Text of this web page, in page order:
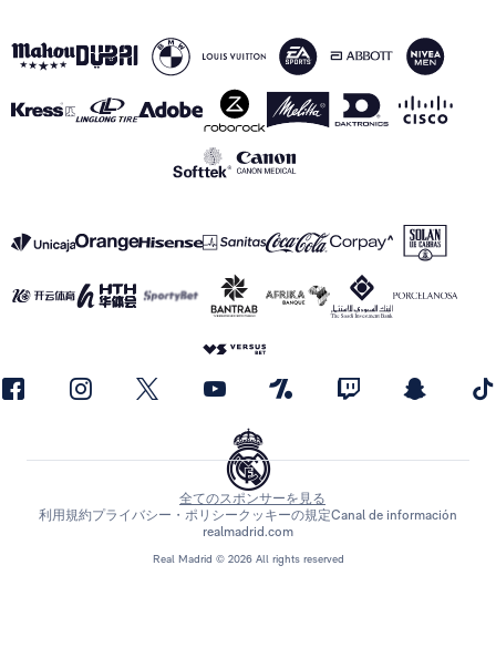
Real Madrid © 2026 All rights reserved
全てのスポンサーを見る
利用規約プライバシー・ポリシークッキーの規定Canal de información
realmadrid.com